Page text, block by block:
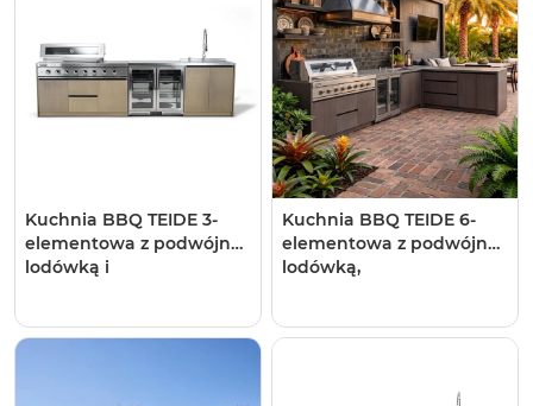
Kuchnia BBQ TEIDE 3-
elementowa z podwójną
lodówką i
Kuchnia BBQ TEIDE 6-
elementowa z podwójną
lodówką,
szafką z szufladami i